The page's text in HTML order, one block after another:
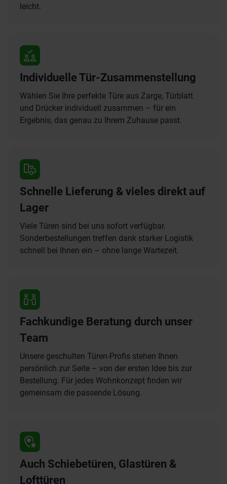
leicht.
Individuelle Tür-Zusammenstellung
Wählen Sie Ihre perfekte Türe aus Zarge, Türblatt
und Drücker individuell zusammen – für ein
Ergebnis, das genau zu Ihrem Zuhause passt.
Schnelle Lieferung & vieles direkt auf
Lager
Viele Türen sind bei uns sofort verfügbar.
Sonderbestellungen treffen dank starker Logistik
schnell bei Ihnen ein – ohne lange Wartezeit.
Fachkundige Beratung durch unser
Team
Unsere geschulten Türen-Profis stehen Ihnen
persönlich zur Seite – von der ersten Idee bis zur
Bestellung. Für jedes Wohnkonzept finden wir
gemeinsam die passende Lösung.
Auch Schiebetüren, Glastüren &
Lofttüren